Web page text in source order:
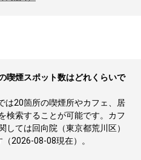
喫煙スポット数はどれくらいで
は20箇所の喫煙所やカフェ、居
検索することが可能です。カフ
しては回向院（東京都荒川区）
2026-08-08現在）。